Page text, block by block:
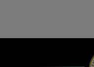
Hírek